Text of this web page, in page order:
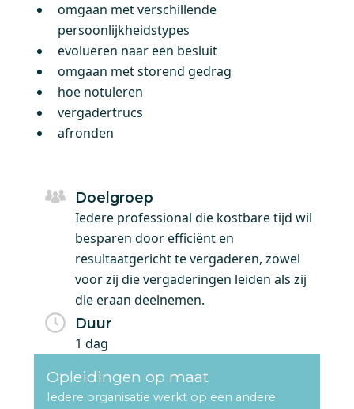
omgaan met verschillende
persoonlijkheidstypes
evolueren naar een besluit
omgaan met storend gedrag
hoe notuleren
vergadertrucs
afronden
Doelgroep
Iedere professional die kostbare tijd wil
besparen door efficiënt en
resultaatgericht te vergaderen, zowel
voor zij die vergaderingen leiden als zij
die eraan deelnemen.
Duur
1 dag
Opleidingen op maat
Iedere organisatie werkt op een andere